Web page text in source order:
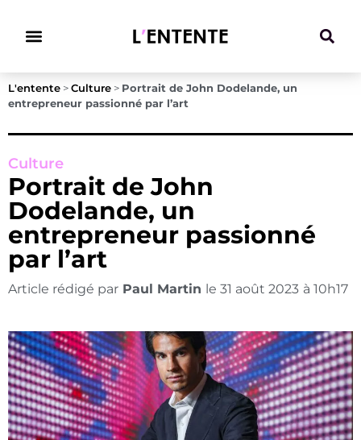
L'entente > Culture > Portrait de John Dodelande, un
entrepreneur passionné par l’art
Culture
Portrait de John
Dodelande, un
entrepreneur passionné
par l’art
Article rédigé par Paul Martin le 31 août 2023 à 10h17